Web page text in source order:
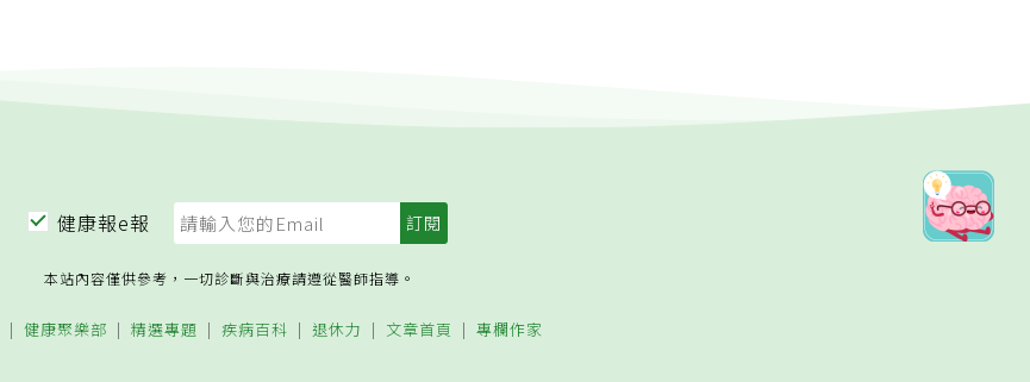
健康報e報
本站內容僅供參考，一切診斷與治療請遵從醫師指導。
健康聚樂部 精選專題 疾病百科 退休力 文章首頁 專欄作家